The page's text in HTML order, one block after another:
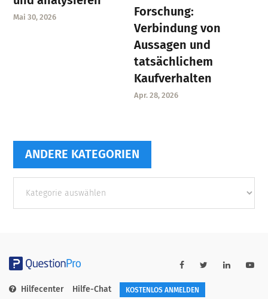
Mai 30, 2026
Forschung:
Verbindung von
Aussagen und
tatsächlichem
Kaufverhalten
Apr. 28, 2026
ANDERE KATEGORIEN
Kategorien
Hilfecenter Hilfe-Chat KOSTENLOS ANMELDEN